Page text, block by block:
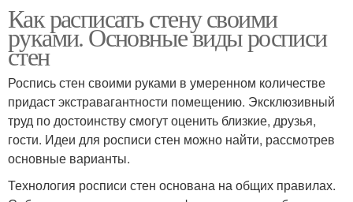
Как расписать стену своими
руками. Основные виды росписи
стен
Роспись стен своими руками в умеренном количестве
придаст экстравагантности помещению. Эксклюзивный
труд по достоинству смогут оценить близкие, друзья,
гости. Идеи для росписи стен можно найти, рассмотрев
основные варианты.
Технология росписи стен основана на общих правилах.